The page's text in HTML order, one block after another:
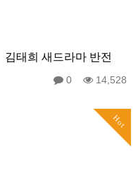
김태희 새드라마 반전
0 14,528
Hot